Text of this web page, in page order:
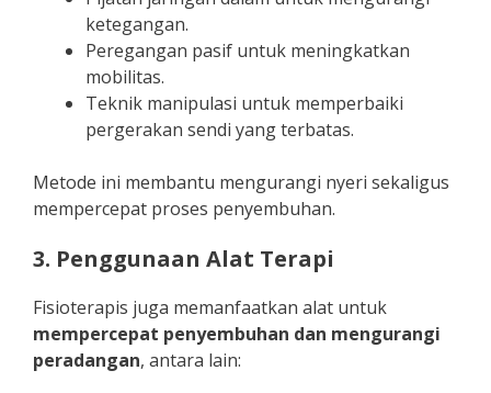
ketegangan.
Peregangan pasif untuk meningkatkan
mobilitas.
Teknik manipulasi untuk memperbaiki
pergerakan sendi yang terbatas.
Metode ini membantu mengurangi nyeri sekaligus
mempercepat proses penyembuhan.
3. Penggunaan Alat Terapi
Fisioterapis juga memanfaatkan alat untuk
mempercepat penyembuhan dan mengurangi
peradangan, antara lain: